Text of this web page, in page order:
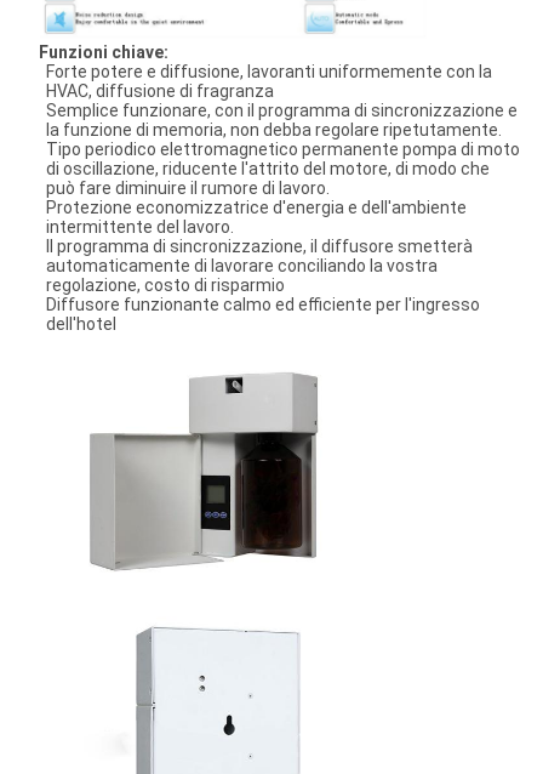
Funzioni chiave:
Forte potere e diffusione, lavoranti uniformemente con la
HVAC, diffusione di fragranza
Semplice funzionare, con il programma di sincronizzazione e
la funzione di memoria, non debba regolare ripetutamente.
Tipo periodico elettromagnetico permanente pompa di moto
di oscillazione, riducente l'attrito del motore, di modo che
può fare diminuire il rumore di lavoro.
Protezione economizzatrice d'energia e dell'ambiente
intermittente del lavoro.
Il programma di sincronizzazione, il diffusore smetterà
automaticamente di lavorare conciliando la vostra
regolazione, costo di risparmio
Diffusore funzionante calmo ed efficiente per l'ingresso
dell'hotel